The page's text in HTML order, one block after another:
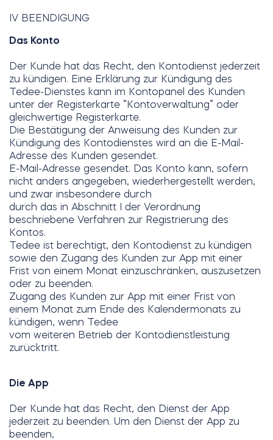
IV BEENDIGUNG
Das Konto
Der Kunde hat das Recht, den Kontodienst jederzeit
zu kündigen. Eine Erklärung zur Kündigung des
Tedee-Dienstes kann im Kontopanel des Kunden
unter der Registerkarte “Kontoverwaltung” oder
gleichwertige Registerkarte.
Die Bestätigung der Anweisung des Kunden zur
Kündigung des Kontodienstes wird an die E-Mail-
Adresse des Kunden gesendet.
E-Mail-Adresse gesendet. Das Konto kann, sofern
nicht anders angegeben, wiederhergestellt werden,
und zwar insbesondere durch
durch das in Abschnitt I der Verordnung
beschriebene Verfahren zur Registrierung des
Kontos.
Tedee ist berechtigt, den Kontodienst zu kündigen
sowie den Zugang des Kunden zur App mit einer
Frist von einem Monat einzuschränken, auszusetzen
oder zu beenden.
Zugang des Kunden zur App mit einer Frist von
einem Monat zum Ende des Kalendermonats zu
kündigen, wenn Tedee
vom weiteren Betrieb der Kontodienstleistung
zurücktritt.
Die App
Der Kunde hat das Recht, den Dienst der App
jederzeit zu beenden. Um den Dienst der App zu
beenden,